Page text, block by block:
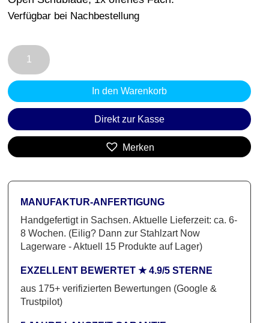
Verfügbar bei Nachbestellung
Nachttisch
AARI
2
|
Ein
Statement
visueller
Menge
In den Warenkorb
Direkt zur Kasse
Merken
MANUFAKTUR-ANFERTIGUNG
Handgefertigt in Sachsen. Aktuelle Lieferzeit: ca. 6-
8 Wochen. (Eilig? Dann zur Stahlzart Now
Lagerware - Aktuell 15 Produkte auf Lager)
EXZELLENT BEWERTET ★ 4.9/5 STERNE
aus 175+ verifizierten Bewertungen (Google &
Trustpilot)